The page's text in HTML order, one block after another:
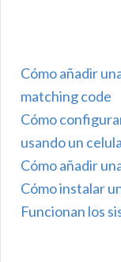
Cómo añadir
matching code
Cómo
usando un
Cómo añadir
Cómo instalar
Funcionan los